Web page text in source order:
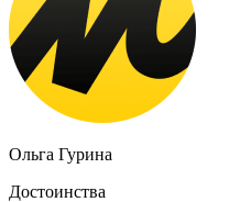
Ольга Гурина
Достоинства